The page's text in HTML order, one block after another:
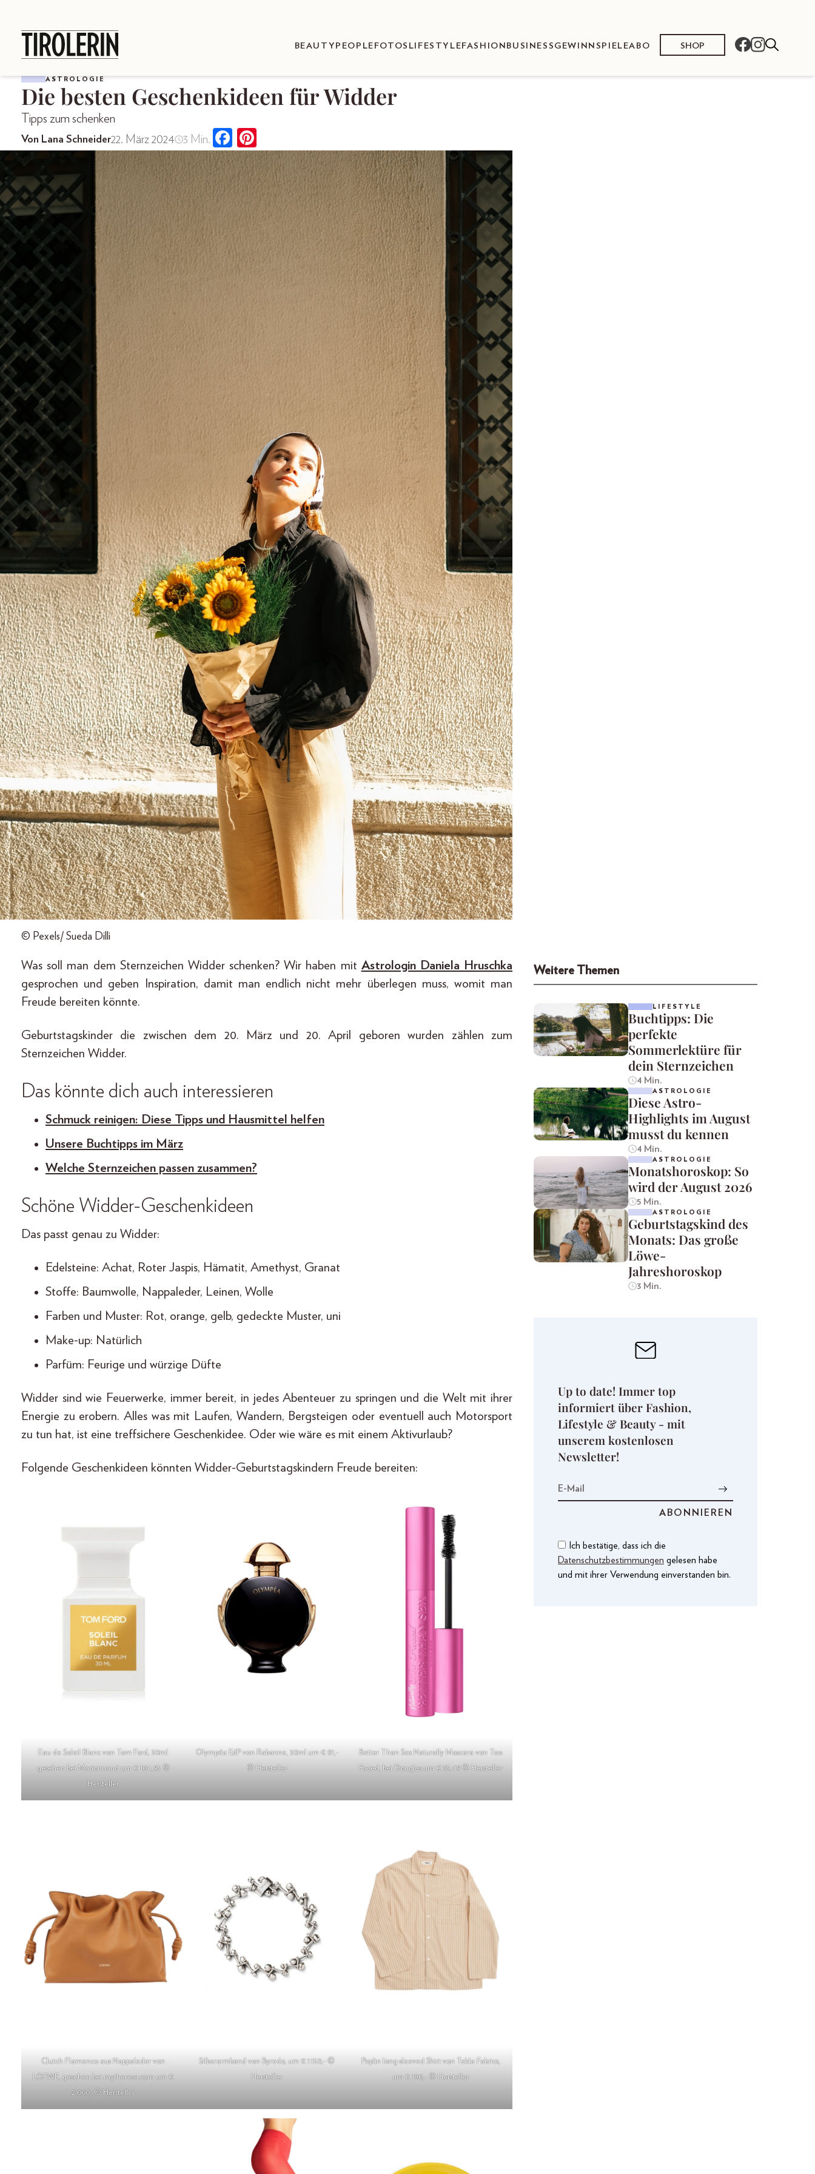
BEAUTY PEOPLE FOTOS LIFESTYLE FASHION BUSINESS GEWINNSPIELEABO SHOP
ASTROLOGIE
Die besten Geschenkideen für Widder
Tipps zum schenken
Von Lana Schneider22. März 2024 3 Min.
© Pexels/ Sueda Dilli
Was soll man dem Sternzeichen Widder schenken? Wir haben mit Astrologin Daniela Hruschka
gesprochen und geben Inspiration, damit man endlich nicht mehr überlegen muss, womit man
Freude bereiten könnte.
Geburtstagskinder die zwischen dem 20. März und 20. April geboren wurden zählen zum
Sternzeichen Widder.
Das könnte dich auch interessieren
Schmuck reinigen: Diese Tipps und Hausmittel helfen
Unsere Buchtipps im März
Welche Sternzeichen passen zusammen?
Schöne Widder-Geschenkideen
Das passt genau zu Widder:
Edelsteine: Achat, Roter Jaspis, Hämatit, Amethyst, Granat
Stoffe: Baumwolle, Nappaleder, Leinen, Wolle
Farben und Muster: Rot, orange, gelb, gedeckte Muster, uni
Make-up: Natürlich
Parfüm: Feurige und würzige Düfte
Widder sind wie Feuerwerke, immer bereit, in jedes Abenteuer zu springen und die Welt mit ihrer
Energie zu erobern. Alles was mit Laufen, Wandern, Bergsteigen oder eventuell auch Motorsport
zu tun hat, ist eine treffsichere Geschenkidee. Oder wie wäre es mit einem Aktivurlaub?
Folgende Geschenkideen könnten Widder-Geburtstagskindern Freude bereiten:
Eau de Soleil Blanc von Tom Ford, 30ml
gesehen bei Marionnaud um € 104,95 ©
Hersteller
Olympéa EdP von Rabanne, 30ml um € 81,-
© Hersteller
Better Than Sex Naturally Mascara von Too
Faced, bei Douglas um € 33,49 © Hersteller
Clutch Flamenco aus Nappaleder von
LOEWE, gesehen bei mytheresa.com um €
2.000,-© Hersteller
Silberarmband von Byredo, um € 1.150,- ©
Hersteller
Poplin long-sleeved Shirt von Tekla Fabrics,
um € 180,- © Hersteller
Weitere Themen
LIFESTYLE
Buchtipps: Die
perfekte
Sommerlektüre für
dein Sternzeichen
4 Min.
ASTROLOGIE
Diese Astro-
Highlights im August
musst du kennen
4 Min.
ASTROLOGIE
Monatshoroskop: So
wird der August 2026
5 Min.
ASTROLOGIE
Geburtstagskind des
Monats: Das große
Löwe-
Jahreshoroskop
3 Min.
Up to date! Immer top
informiert über Fashion,
Lifestyle & Beauty - mit
unserem kostenlosen
Newsletter!
Ich bestätige, dass ich die
Datenschutzbestimmungen gelesen habe
und mit ihrer Verwendung einverstanden bin.